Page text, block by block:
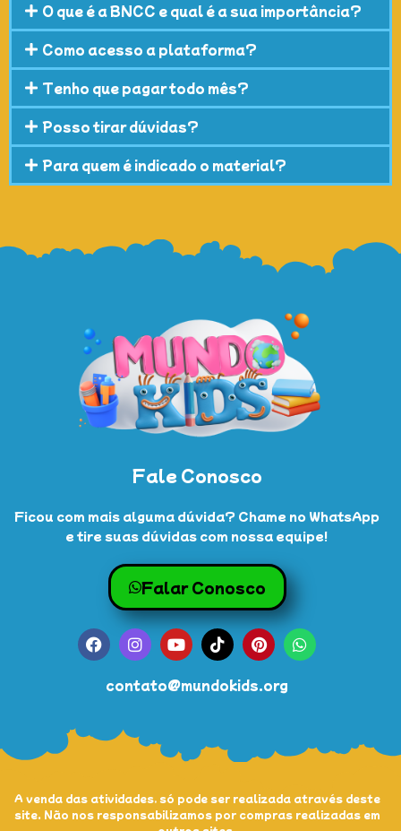
O que é a BNCC e qual é a sua importância?
Como acesso a plataforma?
Tenho que pagar todo mês?
Posso tirar dúvidas?
Para quem é indicado o material?
Fale Conosco
Ficou com mais alguma dúvida? Chame no WhatsApp
e tire suas dúvidas com nossa equipe!
Falar Conosco
contato@mundokids.org
A venda das atividades, só pode ser realizada através deste
site. Não nos responsabilizamos por compras realizadas em